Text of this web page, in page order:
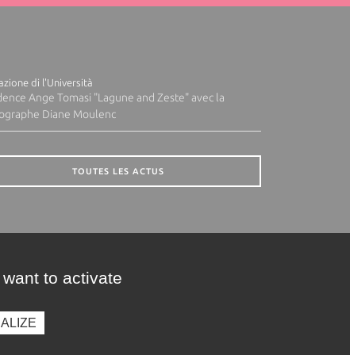
di l'Università
Ange Tomasi "Lagune and Zeste" avec la
Diane Moulenc
TOUTES LES ACTUS
to activate